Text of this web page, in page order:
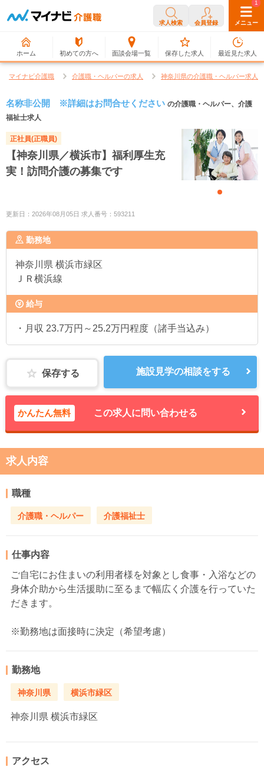
求人検索 会員登録 メニュー
ホーム 初めての方へ 面談会場一覧
0
保存した求人
1
最近見た求人
マイナビ介護職 介護職・ヘルパーの求人 神奈川県の介護職・ヘルパー求人
名称非公開 ※詳細はお問合せください の介護職・ヘルパー、介護
福祉士求人
正社員(正職員)
【神奈川県／横浜市】福利厚生充
実！訪問介護の募集です
更新日：2026年08月05日 求人番号：593211
勤務地
神奈川県 横浜市緑区
ＪＲ横浜線
給与
・月収 23.7万円～25.2万円程度（諸手当込み）
保存する 施設見学の相談をする
かんたん無料 この求人に問い合わせる
求人内容
職種
介護職・ヘルパー 介護福祉士
仕事内容
ご自宅にお住まいの利用者様を対象とし食事・入浴などの
身体介助から生活援助に至るまで幅広く介護を行っていた
だきます。
※勤務地は面接時に決定（希望考慮）
勤務地
神奈川県 横浜市緑区
神奈川県 横浜市緑区
アクセス